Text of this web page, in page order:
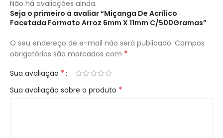
Não há avaliações ainda.
Seja o primeiro a avaliar “Miçanga De Acrílico
Facetada Formato Arroz 6mm X 11mm C/500Gramas”
O seu endereço de e-mail não será publicado. Campos
obrigatórios são marcados com *
Sua avaliação *
Sua avaliação sobre o produto *